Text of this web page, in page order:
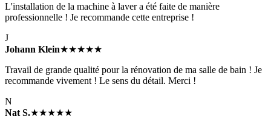
L'installation de la machine à laver a été faite de manière
professionnelle ! Je recommande cette entreprise !
J
Johann Klein★★★★★
Travail de grande qualité pour la rénovation de ma salle de bain ! Je
recommande vivement ! Le sens du détail. Merci !
N
Nat S.★★★★★